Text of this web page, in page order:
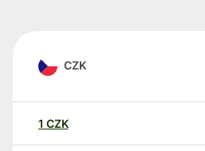
CZK
1 CZK